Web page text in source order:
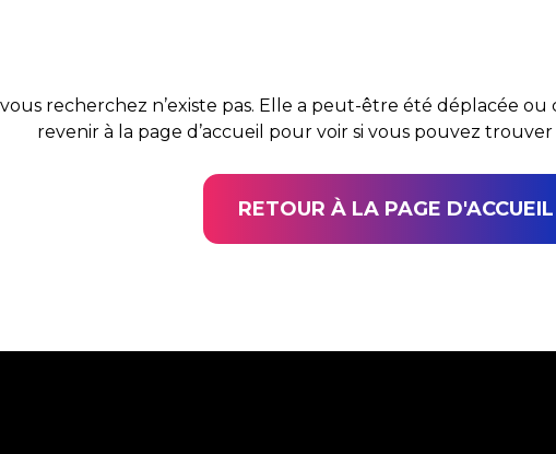
recherchez n’existe pas. Elle a peut-être été déplacée
revenir à la page d’accueil pour voir si vous pouvez
RETOUR À LA PAGE D'ACCUEIL